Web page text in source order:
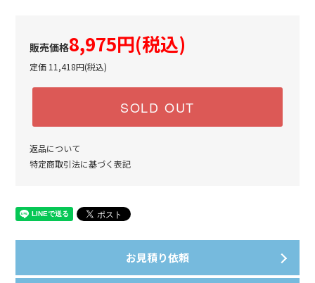
8,975円(税込)
定価 11,418円(税込)
SOLD OUT
返品について
特定商取引法に基づく表記
お見積り依頼